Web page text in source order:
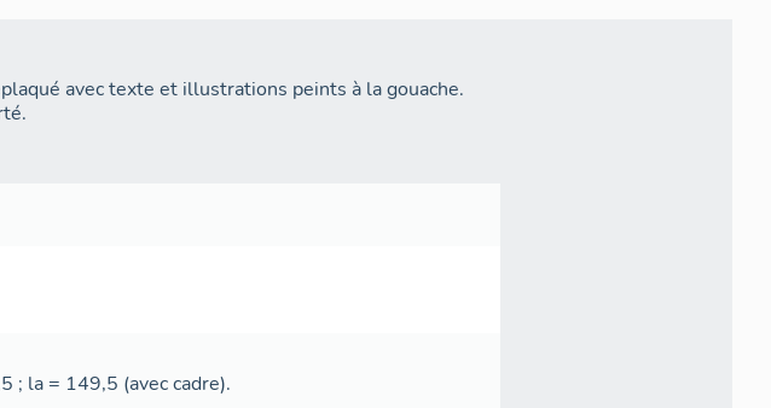
avec texte et illustrations peints à la gouache.
; la = 149,5 (avec cadre).